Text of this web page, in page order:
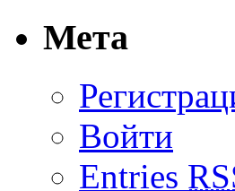
Мета
Войти
Entries